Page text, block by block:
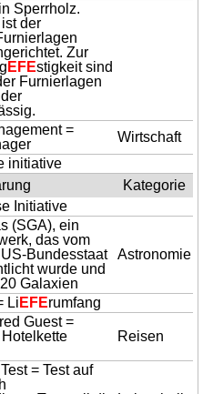
Sperrholz.
der
Zur
EFEstigkeit sind
Furnierlagen
=
Wirtschaft
initiative
Kategorie
Initiative
(SGA), ein
das vom
Bundesstaat
wurde und
Galaxien
Astronomie
Li EFErumfang
Guest =
Reisen
= Test auf